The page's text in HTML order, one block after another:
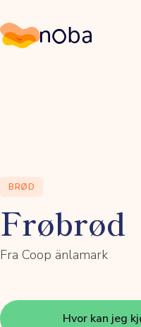
Noba
BRØD
Frøbrød
Fra Coop änlamark
Hvor kan jeg